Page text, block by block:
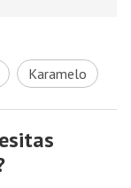
Karamelo